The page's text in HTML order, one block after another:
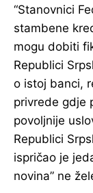
“Stanovnici
stambene
mogu dobiti
Republici
o istoj banci,
privrede gdje
povoljnije
Republici
ispričao je
novina” ne